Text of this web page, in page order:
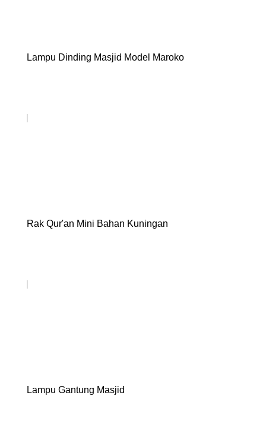
Lampu Dinding Masjid Model Maroko
Rak Qur'an Mini Bahan Kuningan
Lampu Gantung Masjid